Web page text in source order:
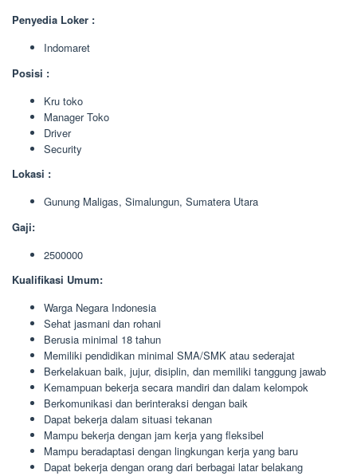
Penyedia Loker :
Indomaret
Posisi :
Kru toko
Manager Toko
Driver
Security
Lokasi :
Gunung Maligas, Simalungun, Sumatera Utara
Gaji:
2500000
Kualifikasi Umum:
Warga Negara Indonesia
Sehat jasmani dan rohani
Berusia minimal 18 tahun
Memiliki pendidikan minimal SMA/SMK atau sederajat
Berkelakuan baik, jujur, disiplin, dan memiliki tanggung jawab
Kemampuan bekerja secara mandiri dan dalam kelompok
Berkomunikasi dan berinteraksi dengan baik
Dapat bekerja dalam situasi tekanan
Mampu bekerja dengan jam kerja yang fleksibel
Mampu beradaptasi dengan lingkungan kerja yang baru
Dapat bekerja dengan orang dari berbagai latar belakang